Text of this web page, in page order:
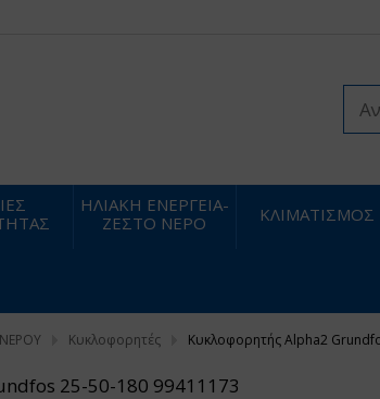
ΗΛΙΑΚΗ ΕΝΕΡΓΕΙΑ-
ΖΕΣΤΟ ΝΕΡΟ
ΚΛΙΜΑΤΙΣΜΟΣ
Κυκλοφορητές Κυκλοφορητής Alpha2
25-50-180 99411173